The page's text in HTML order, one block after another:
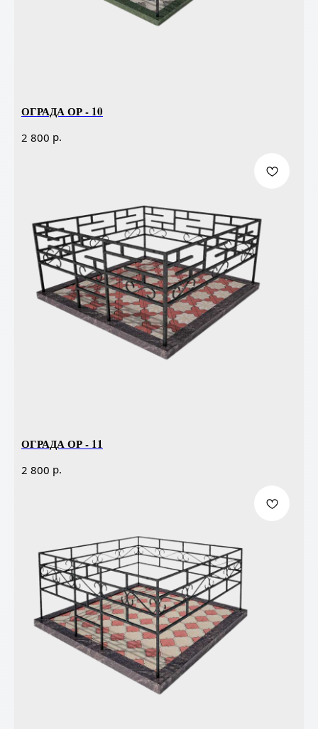
ОГРАДА ОР - 10
2 800 р.
ОГРАДА ОР - 11
2 800 р.